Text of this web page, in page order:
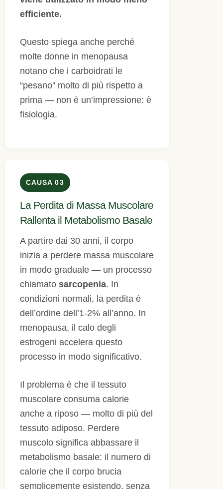
efficiente.
Questo spiega anche perché
molte donne in menopausa
notano che i carboidrati le
“pesano” molto di più rispetto a
prima — non è un’impressione: è
fisiologia.
CAUSA 03
La Perdita di Massa Muscolare
Rallenta il Metabolismo Basale
A partire dai 30 anni, il corpo
inizia a perdere massa muscolare
in modo graduale — un processo
chiamato sarcopenia. In
condizioni normali, la perdita è
dell’ordine dell’1-2% all’anno. In
menopausa, il calo degli
estrogeni accelera questo
processo in modo significativo.
Il problema è che il tessuto
muscolare consuma calorie
anche a riposo — molto di più del
tessuto adiposo. Perdere
muscolo significa abbassare il
metabolismo basale: il numero di
calorie che il corpo brucia
semplicemente esistendo, senza